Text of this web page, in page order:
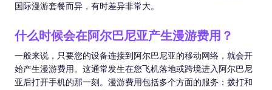
国际漫游套餐而异，有时差异非常大。
什么时候会在阿尔巴尼亚产生漫游费用？
一般来说，只要您的设备连接到阿尔巴尼亚的移动网络，就会开
始产生漫游费用。这通常发生在您飞机落地或跨境进入阿尔巴尼
亚后打开手机的那一刻。漫游费用包括多个方面的服务：拨打和